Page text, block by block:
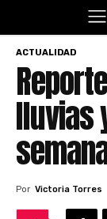
ACTUALIDAD
lluvias
Por Victoria Torres